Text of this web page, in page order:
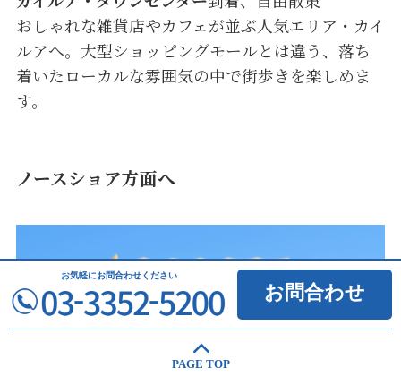
おしゃれな雑貨店やカフェが並ぶ人気エリア・カイ
ルアへ。大型ショッピングモールとは違う、落ち
着いたローカルな雰囲気の中で街歩きを楽しめま
す。
ノースショア方面へ
お気軽にお問合わせください
お問合わせ
PAGE TOP